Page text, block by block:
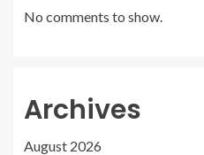
No comments to show.
Archives
August 2026